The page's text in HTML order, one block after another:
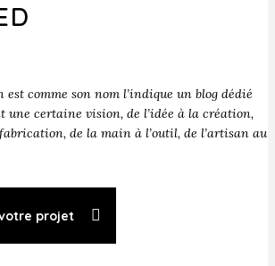
est comme son nom l’indique un blog dédié
une certaine vision, de l’idée à la création,
de la main à l’outil, de l’artisan au
projet